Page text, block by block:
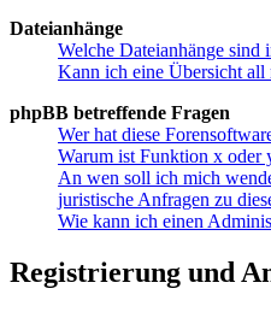
Dateianhänge
Welche Dateianhänge sind
Kann ich eine Übersicht all
phpBB betreffende Fragen
Wer hat diese
Warum ist Funktion x oder
An wen soll ich mich
juristische Anfragen zu
Wie kann ich einen
Registrierung und